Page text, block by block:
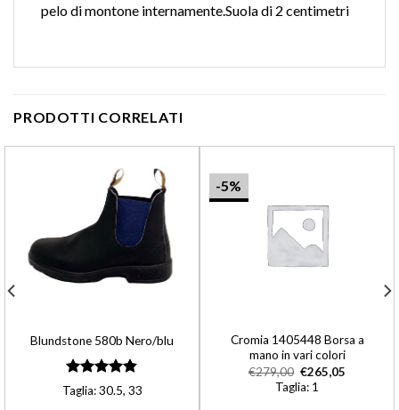
pelo di montone internamente.Suola di 2 centimetri
PRODOTTI CORRELATI
Blundstone 580b Nero/blu
Valutato
4.80
su 5
Taglia: 30.5, 33
-5%
Cromia 1405448 Borsa a
mano in vari colori
€279,00 €265,05
Taglia: 1